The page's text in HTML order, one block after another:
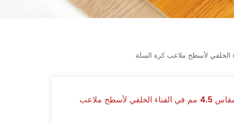
أرضيات رياضية PVC منخفضة الصيانة مقاس 4.5 مم في الفناء الخلفي لأسطح ملاعب